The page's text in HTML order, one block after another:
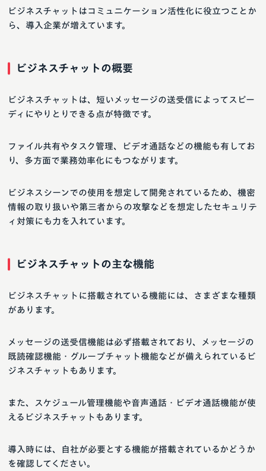
ビジネスチャットはコミュニケーション活性化に役立つことか
ら、導入企業が増えています。
ビジネスチャットの概要
ビジネスチャットは、短いメッセージの送受信によってスピー
ディにやりとりできる点が特徴です。
ファイル共有やタスク管理、ビデオ通話などの機能も有してお
り、多方面で業務効率化にもつながります。
ビジネスシーンでの使用を想定して開発されているため、機密
情報の取り扱いや第三者からの攻撃などを想定したセキュリテ
ィ対策にも力を入れています。
ビジネスチャットの主な機能
ビジネスチャットに搭載されている機能には、さまざまな種類
があります。
メッセージの送受信機能は必ず搭載されており、メッセージの
既読確認機能・グループチャット機能などが備えられているビ
ジネスチャットもあります。
また、スケジュール管理機能や音声通話・ビデオ通話機能が使
えるビジネスチャットもあります。
導入時には、自社が必要とする機能が搭載されているかどうか
を確認してください。